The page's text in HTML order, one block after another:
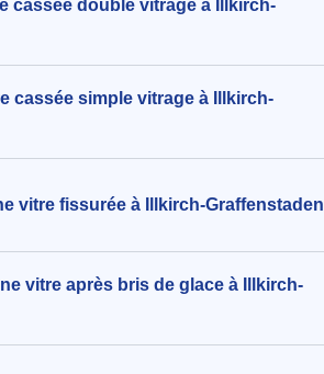
à Illkirch-
à
cassée double vitrage à Illkirch-
cassée simple vitrage à Illkirch-
vitre fissurée à Illkirch-Graffenstaden
vitre après bris de glace à Illkirch-